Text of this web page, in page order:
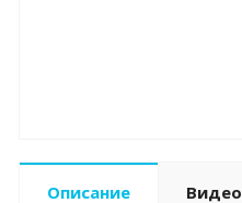
Описание Видео